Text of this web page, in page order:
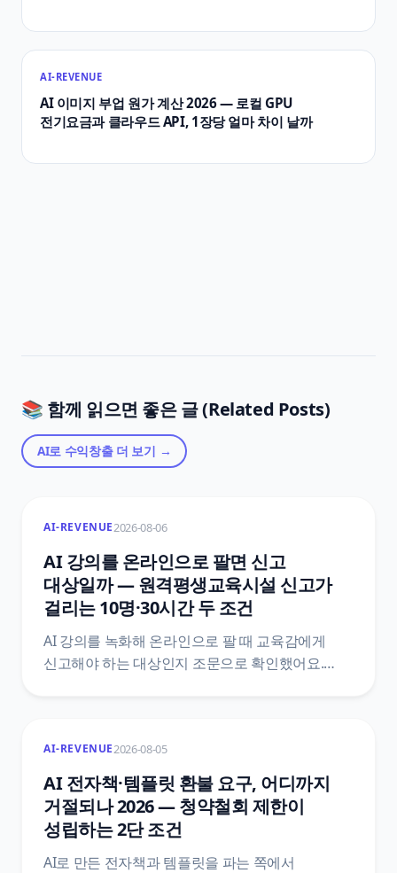
AI-REVENUE
AI 이미지 부업 원가 계산 2026 — 로컬 GPU
전기요금과 클라우드 API, 1장당 얼마 차이 날까
📚 함께 읽으면 좋은 글 (Related Posts)
AI로 수익창출더 보기 →
AI-REVENUE2026-08-06
AI 강의를 온라인으로 팔면 신고
대상일까 — 원격평생교육시설 신고가
걸리는 10명·30시간 두 조건
AI 강의를 녹화해 온라인으로 팔 때 교육감에게
신고해야 하는 대상인지 조문으로 확인했어요.
무엇을 붙이는지, 신고 뒤에 따라오는 변경신고와
정보공시와 학습비 반환 기준까지 조문 번호와
함께 정리했어요.
AI-REVENUE2026-08-05
AI 전자책·템플릿 환불 요구, 어디까지
거절되나 2026 — 청약철회 제한이
성립하는 2단 조건
AI로 만든 전자책과 템플릿을 파는 쪽에서